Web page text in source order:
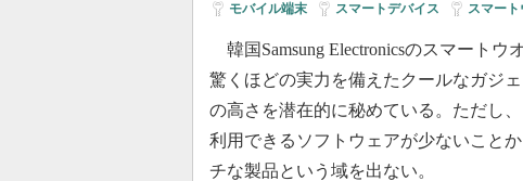
モバイル端末 スマートデバイス スマー
韓国Samsung Electronicsのスマートウ
驚くほどの実力を備えたクールなガジ
の高さを潜在的に秘めている。ただし、
利用できるソフトウェアが少ないこと
チな製品という域を出ない。